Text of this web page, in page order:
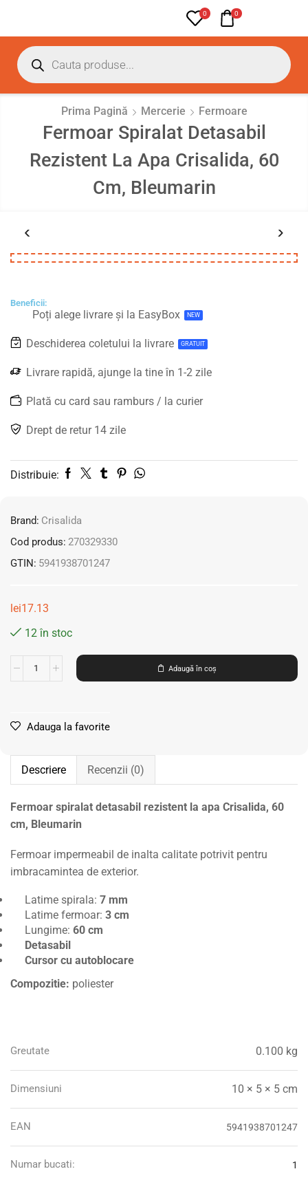
0 0
Prima Pagină Mercerie Fermoare
Fermoar Spiralat Detasabil
Rezistent La Apa Crisalida, 60
Cm, Bleumarin
Beneficii:
Poți alege livrare și la EasyBox NEW
Deschiderea coletului la livrare GRATUIT
Livrare rapidă, ajunge la tine în 1-2 zile
Plată cu card sau ramburs / la curier
Drept de retur 14 zile
Distribuie:
Brand: Crisalida
Cod produs: 270329330
GTIN: 5941938701247
lei17.13
12 în stoc
Adaugă în coș
Adauga la favorite
Descriere Recenzii (0)
Fermoar spiralat detasabil rezistent la apa Crisalida, 60
cm, Bleumarin
Fermoar impermeabil de inalta calitate potrivit pentru
imbracamintea de exterior.
Latime spirala: 7 mm
Latime fermoar: 3 cm
Lungime: 60 cm
Detasabil
Cursor cu autoblocare
Compozitie: poliester
Greutate 0.100 kg
Dimensiuni 10 × 5 × 5 cm
EAN 5941938701247
Numar bucati: 1